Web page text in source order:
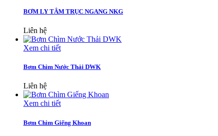
BƠM LY TÂM TRỤC NGANG NKG
Liên hệ
Xem chi tiết
Bơm Chìm Nước Thải DWK
Liên hệ
Xem chi tiết
Bơm Chìm Giếng Khoan